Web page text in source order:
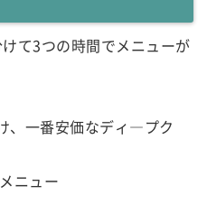
て3つの時間でメニューが
、一番安価なディ―プク
ニュー